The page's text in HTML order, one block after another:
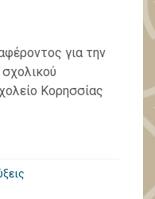
για την
Κορησσίας